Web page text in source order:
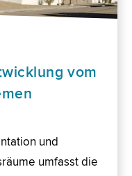
vom
und
umfasst die